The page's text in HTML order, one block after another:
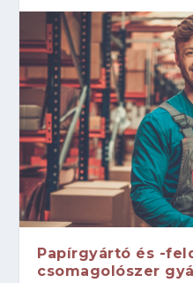
Papírgyártó és -
csomagolószer